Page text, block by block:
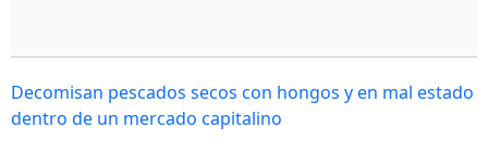
Decomisan pescados secos con hongos y en mal estado
dentro de un mercado capitalino